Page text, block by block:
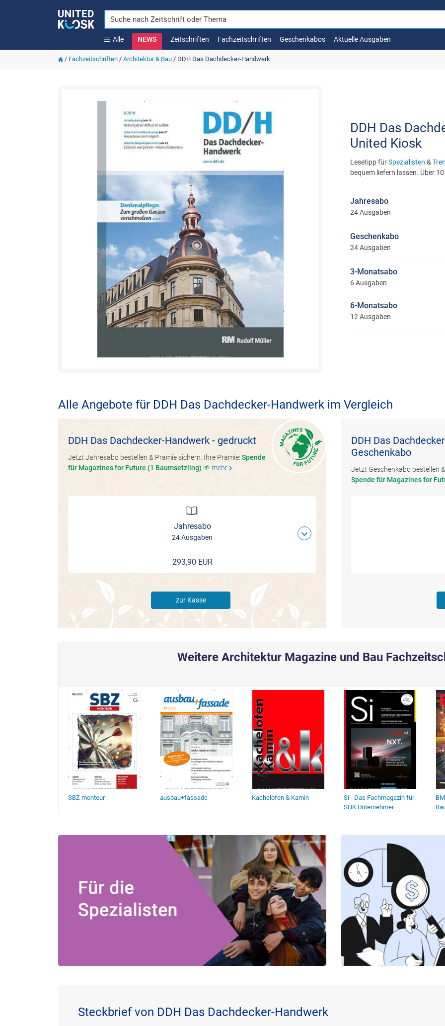
Alle NEWS Zeitschriften Fachzeitschriften Geschenkabos Aktuelle Ausgaben
/ Fachzeitschriften/ Architektur & Bau/ DDH Das Dachdecker-Handwerk
DDH Das
United Kiosk
Lesetipp fürSpezialisten &
bequem liefern lassen. Über
Jahresabo
24 Ausgaben
Geschenkabo
24 Ausgaben
3-Monatsabo
6 Ausgaben
6-Monatsabo
12 Ausgaben
Alle Angebote für DDH Das Dachdecker-Handwerk im Vergleich
DDH Das Dachdecker-Handwerk - gedruckt
Jetzt Jahresabo bestellen & Prämie sichern. Ihre Prämie: Spende
für Magazines for Future (1 Baumsetzling) 🌱 mehrchevron_right
Jahresabo
24 Ausgaben
293,90 EUR
zur Kasse
DDH Das
Geschenkabo
Jetzt Geschenkabo bestellen
Spende für Magazines for
Weitere Architektur Magazine und Bau
SBZ monteur ausbau+fassade Kachelofen & Kamin
Si - Das Fachmagazin für
SHK Unternehmer
Steckbrief von DDH Das Dachdecker-Handwerk